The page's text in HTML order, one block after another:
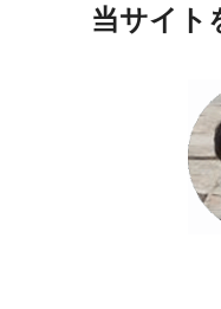
当サイト